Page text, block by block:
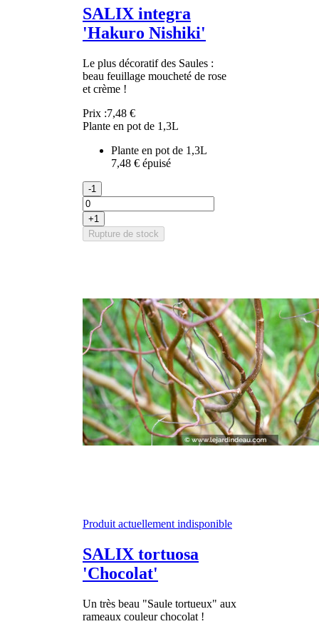
SALIX integra
'Hakuro Nishiki'
Le plus décoratif des Saules :
beau feuillage moucheté de rose
et crème !
Prix :7,48 €
Plante en pot de 1,3L
Plante en pot de 1,3L
7,48 € épuisé
-1
+1
Rupture de stock
Produit actuellement indisponible
SALIX tortuosa
'Chocolat'
Un très beau "Saule tortueux" aux
rameaux couleur chocolat !